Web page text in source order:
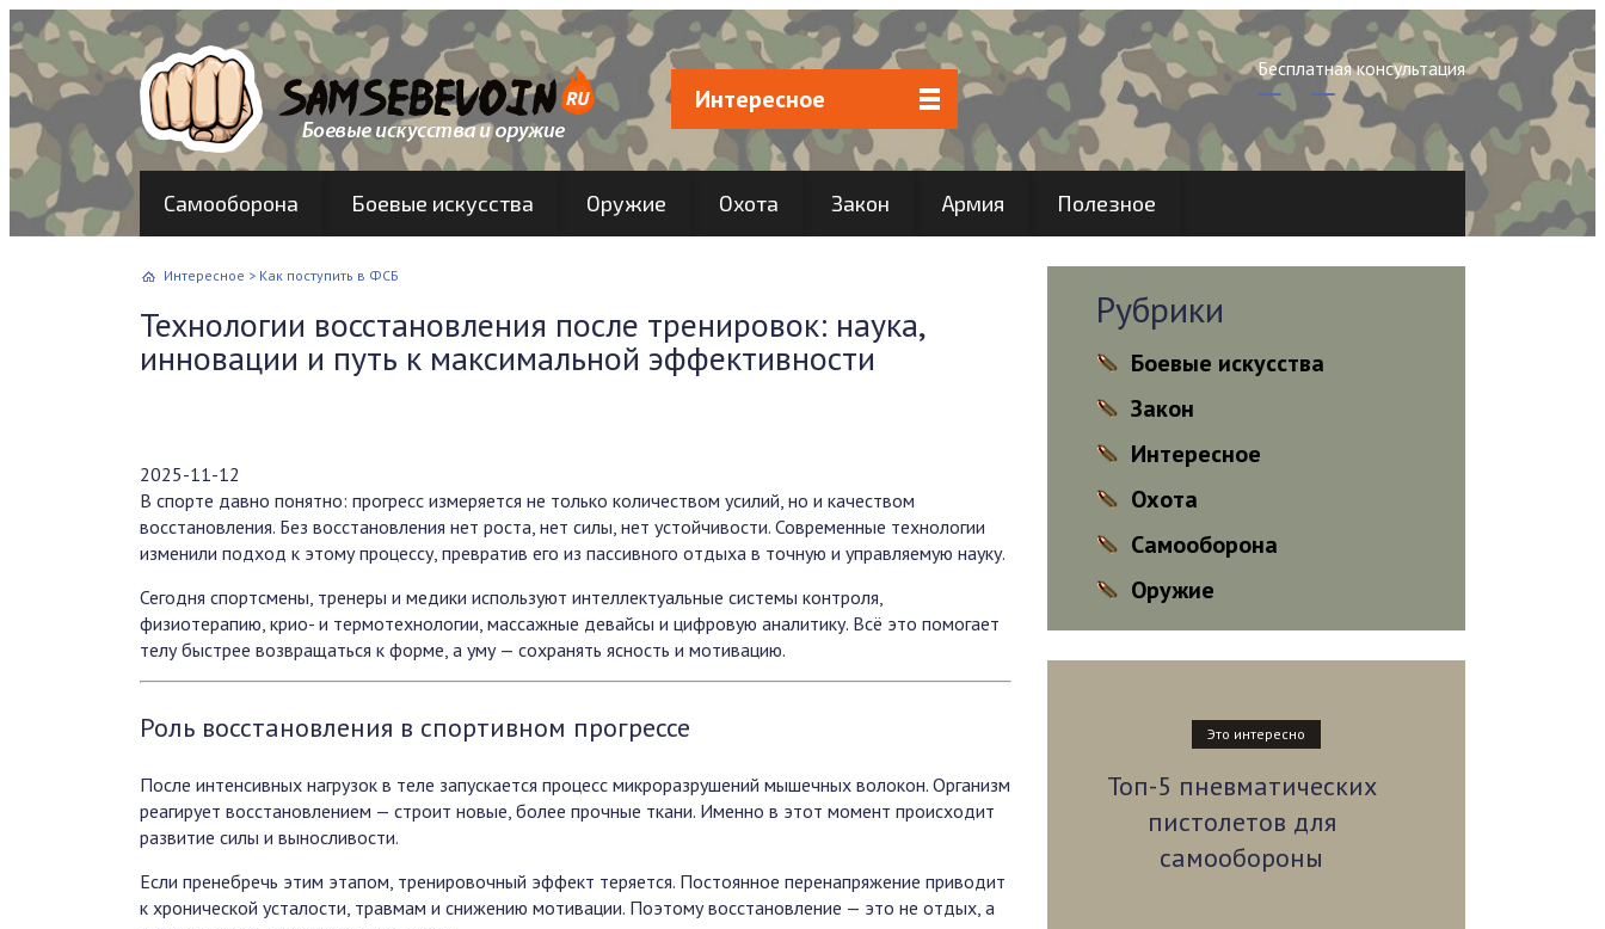
Интересное
Бесплатная консультация
Самооборона Боевые искусства Оружие Охота Закон Армия Полезное
Интересное > Как поступить в ФСБ
Технологии восстановления после тренировок: наука,
инновации и путь к максимальной эффективности
2025-11-12
В спорте давно понятно: прогресс измеряется не только количеством усилий, но и качеством
восстановления. Без восстановления нет роста, нет силы, нет устойчивости. Современные технологии
изменили подход к этому процессу, превратив его из пассивного отдыха в точную и управляемую науку.
Сегодня спортсмены, тренеры и медики используют интеллектуальные системы контроля,
физиотерапию, крио- и термотехнологии, массажные девайсы и цифровую аналитику. Всё это помогает
телу быстрее возвращаться к форме, а уму — сохранять ясность и мотивацию.
Роль восстановления в спортивном прогрессе
После интенсивных нагрузок в теле запускается процесс микроразрушений мышечных волокон. Организм
реагирует восстановлением — строит новые, более прочные ткани. Именно в этот момент происходит
развитие силы и выносливости.
Если пренебречь этим этапом, тренировочный эффект теряется. Постоянное перенапряжение приводит
к хронической усталости, травмам и снижению мотивации. Поэтому восстановление — это не отдых, а
Рубрики
Боевые искусства
Закон
Интересное
Охота
Самооборона
Оружие
Это интересно
Топ-5 пневматических
пистолетов для
самообороны